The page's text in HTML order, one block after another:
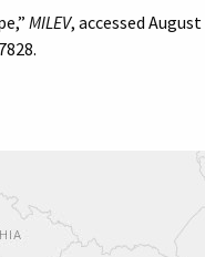
MILEV, accessed August
.